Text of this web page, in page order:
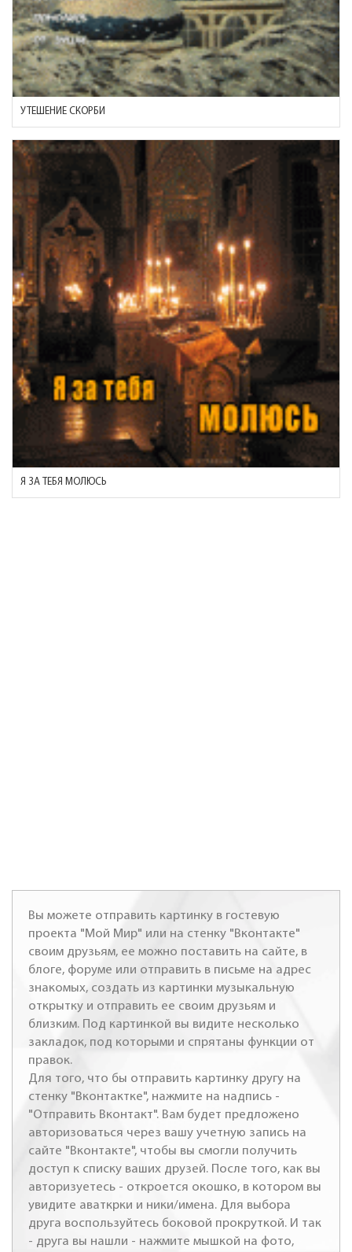
УТЕШЕНИЕ СКОРБИ
Я ЗА ТЕБЯ МОЛЮСЬ
Вы можете отправить картинку в гостевую
проекта "Мой Мир" или на стенку "Вконтакте"
своим друзьям, ее можно поставить на сайте, в
блоге, форуме или отправить в письме на адрес
знакомых, создать из картинки музыкальную
открытку и отправить ее своим друзьям и
близким. Под картинкой вы видите несколько
закладок, под которыми и спрятаны функции от
правок.
Для того, что бы отправить картинку другу на
стенку "Вконтактке", нажмите на надпись -
"Отправить Вконтакт". Вам будет предложено
авторизоваться через вашу учетную запись на
сайте "Вконтакте", чтобы вы смогли получить
доступ к списку ваших друзей. После того, как вы
авторизуетесь - откроется окошко, в котором вы
увидите аваткрки и ники/имена. Для выбора
друга воспользуйтесь боковой прокруткой. И так
- друга вы нашли - нажмите мышкой на фото,